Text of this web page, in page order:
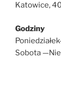
Katowice,
Godziny
Sobota